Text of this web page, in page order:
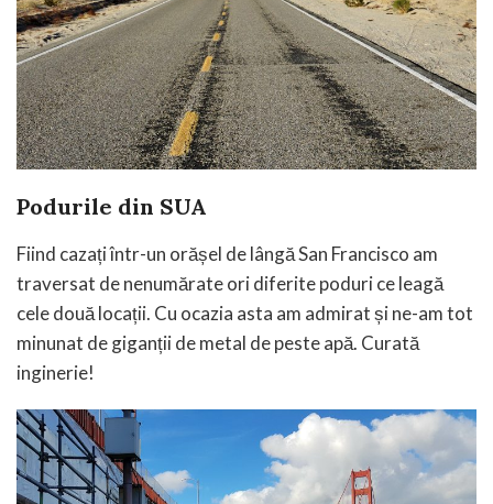
Podurile din SUA
Fiind cazați într-un orășel de lângă San Francisco am
traversat de nenumărate ori diferite poduri ce leagă
cele două locații. Cu ocazia asta am admirat și ne-am tot
minunat de giganții de metal de peste apă. Curată
inginerie!